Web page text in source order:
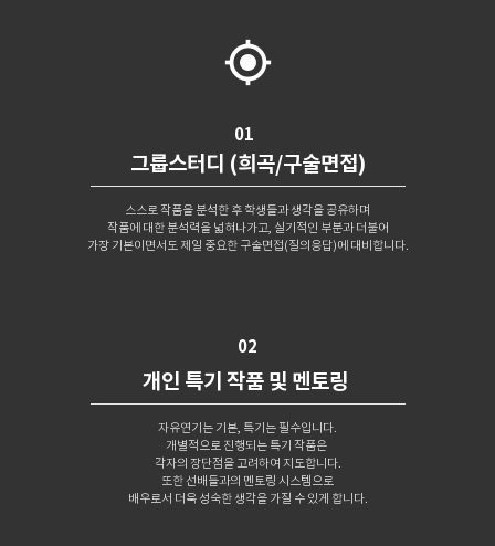
gps_fixed
01
그룹스터디 (희곡/구술면접)
스스로 작품을 분석한 후 학생들과 생각을 공유하며
작품에 대한 분석력을 넓혀나가고, 실기적인 부분과 더불어
가장 기본이면서도 제일 중요한 구술면접(질의응답)에 대비합니다.
02
개인 특기 작품 및 멘토링
자유연기는 기본, 특기는 필수입니다.
개별적으로 진행되는 특기 작품은
각자의 장단점을 고려하여 지도합니다.
또한 선배들과의 멘토링 시스템으로
배우로서 더욱 성숙한 생각을 가질 수 있게 합니다.